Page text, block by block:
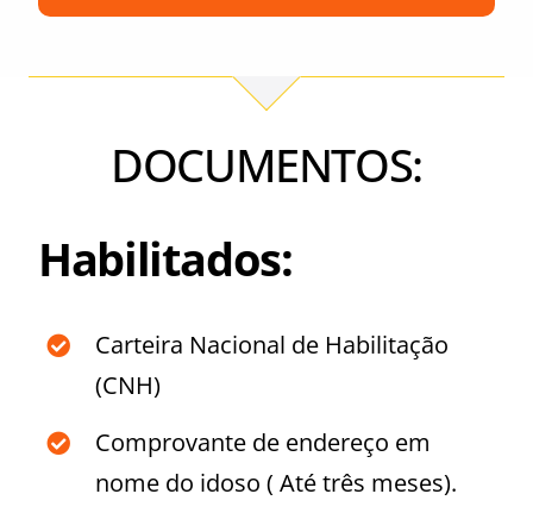
DOCUMENTOS:
Habilitados:
Carteira Nacional de Habilitação
(CNH)
Comprovante de endereço em
nome do idoso ( Até três meses).